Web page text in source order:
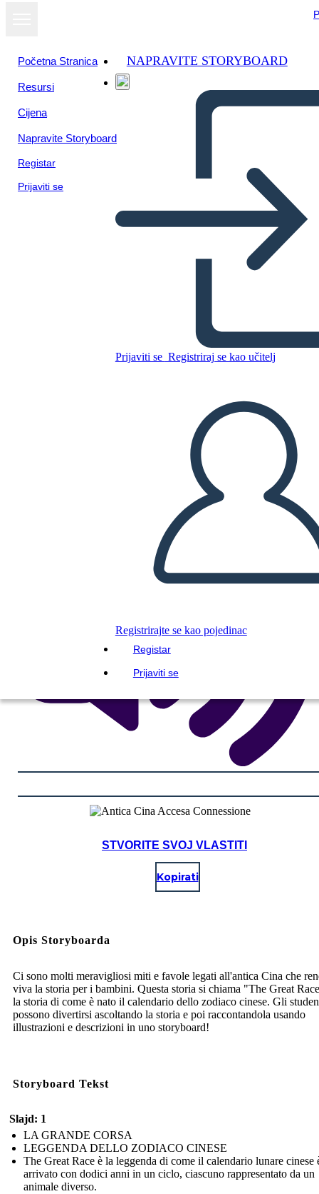
Početna Stranica
Resursi
Cijena
Napravite Storyboard
Registar
Prijaviti se
NAPRAVITE STORYBOARD
Prijaviti se Registriraj se kao učitelj
Registrirajte se kao pojedinac
Registar
Prijaviti se
Antica Cina Accesa
Connessione
Kopirajte ovaj Storyboard
IZRADITE PLOČU SCENARIJA
REPRODUCIRAJ DIJAPROJEKCIJU
ČITAJ MI
STVORITE SVOJ VLASTITI
Kopirati
Opis Storyboarda
Ci sono molti meravigliosi miti e favole legati all'antica Cina che
viva la storia per i bambini. Questa storia si chiama "The Great
la storia di come è nato il calendario dello zodiaco cinese. Gli
possono divertirsi ascoltando la storia e poi raccontandola usando
illustrazioni e descrizioni in uno storyboard!
Storyboard Tekst
Slajd: 1
LA GRANDE CORSA
LEGGENDA DELLO ZODIACO CINESE
The Great Race è la leggenda di come il calendario lunare cinese
arrivato con dodici anni in un ciclo, ciascuno rappresentato da un
animale diverso.